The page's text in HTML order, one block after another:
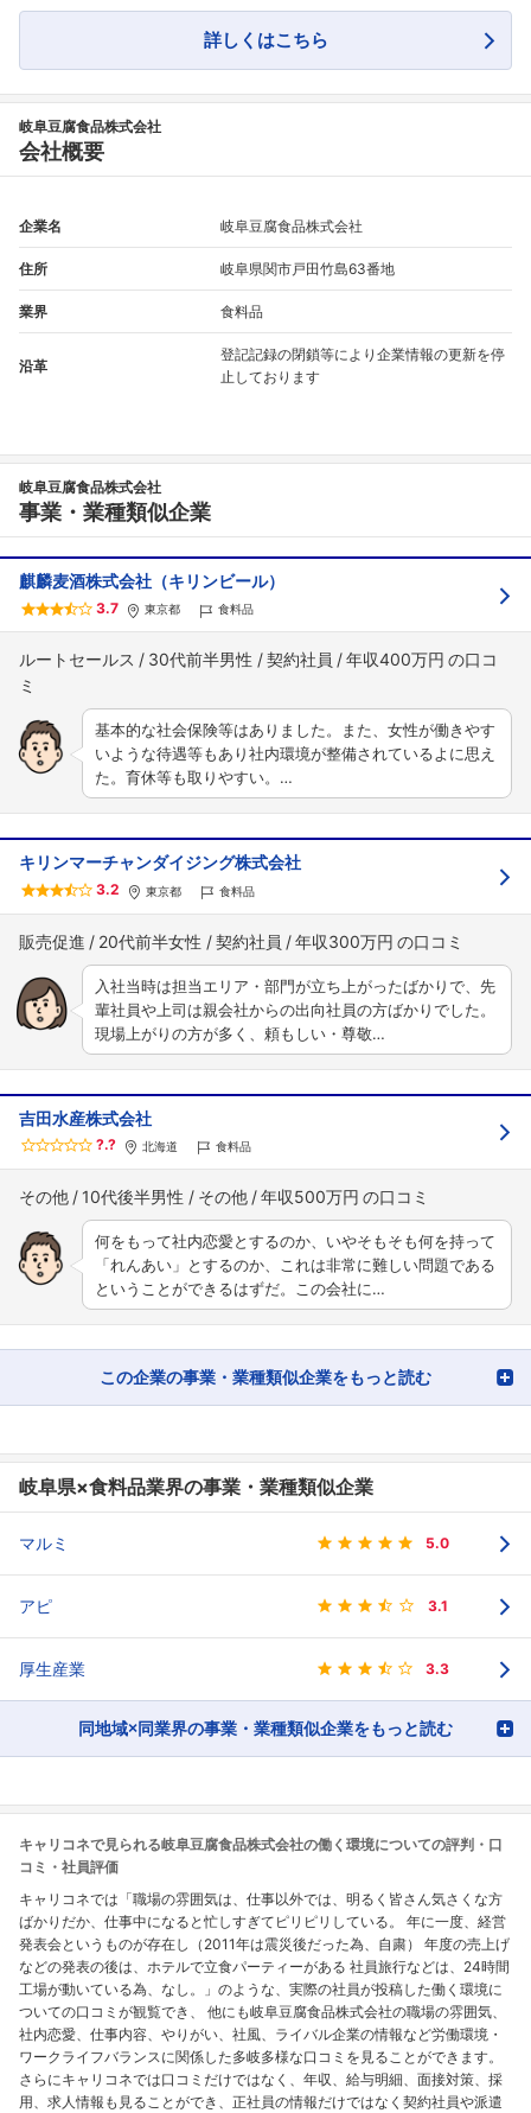
フォローしました
こちらの企業もフォローしませんか？
詳しくはこちら
岐阜豆腐食品株式会社
会社概要
企業名 岐阜豆腐食品株式会社
住所 岐阜県関市戸田竹島63番地
業界 食料品
沿革
登記記録の閉鎖等により企業情報の更新を停
止しております
岐阜豆腐食品株式会社
事業・業種類似企業
麒麟麦酒株式会社（キリンビール）
3.7 東京都 食料品
ルートセールス 30代前半男性 契約社員 年収400万円
基本的な社会保険等はありました。また、女性が働きやす
いような待遇等もあり社内環境が整備されているよに思え
た。育休等も取りやすい。…
キリンマーチャンダイジング株式会社
3.2 東京都 食料品
販売促進 20代前半女性 契約社員 年収300万円
入社当時は担当エリア・部門が立ち上がったばかりで、先
輩社員や上司は親会社からの出向社員の方ばかりでした。
現場上がりの方が多く、頼もしい・尊敬…
吉田水産株式会社
?.? 北海道 食料品
その他 10代後半男性 その他 年収500万円
何をもって社内恋愛とするのか、いやそもそも何を持って
「れんあい」とするのか、これは非常に難しい問題である
ということができるはずだ。この会社に…
この企業の事業・業種類似企業をもっと読む
岐阜県×食料品業界の事業・業種類似企業
マルミ 5.0
アピ 3.1
厚生産業 3.3
同地域×同業界の事業・業種類似企業をもっと読む
キャリコネで見られる岐阜豆腐食品株式会社の働く環境についての評判・口
コミ・社員評価
キャリコネでは「職場の雰囲気は、仕事以外では、明るく皆さん気さくな方
ばかりだか、仕事中になると忙しすぎてピリピリしている。 年に一度、経営
発表会というものが存在し（2011年は震災後だった為、自粛） 年度の売上げ
などの発表の後は、ホテルで立食パーティーがある 社員旅行などは、24時間
工場が動いている為、なし。」のような、実際の社員が投稿した働く環境に
ついての口コミが観覧でき、 他にも岐阜豆腐食品株式会社の職場の雰囲気、
社内恋愛、仕事内容、やりがい、社風、ライバル企業の情報など労働環境・
ワークライフバランスに関係した多岐多様な口コミを見ることができます。
さらにキャリコネでは口コミだけではなく、年収、給与明細、面接対策、採
用、求人情報も見ることができ、正社員の情報だけではなく契約社員や派遣